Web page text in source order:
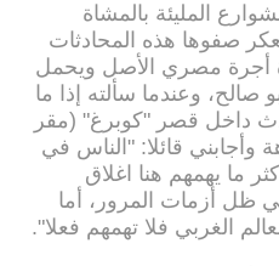
المليئة بالمشاة
تعكر صفوها هذه المحادثات
أجرة مصري الأصل ويحمل
صالح، وعندما سألته إذا ما
داخل قصر "كوبرغ" (مقر
وأجابني قائلا: "الناس في
ما يهمهم هنا اغلاق
ظل أزمات المرور، أما
الغربي فلا تهمهم فعلا".